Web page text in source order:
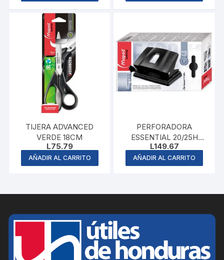
TIJERA ADVANCED
VERDE 18CM
L75.79
AÑADIR AL CARRITO
PERFORADORA
ESSENTIAL 20/25H
MAPED
L149.67
AÑADIR AL CARRITO